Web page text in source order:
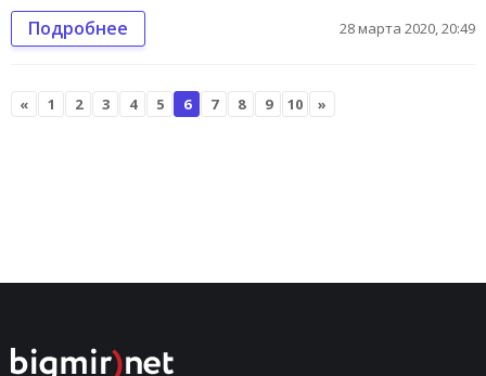
Подробнее 28 марта 2020, 20:49
« 1 2 3 4 5 6 7 8 9 10 »